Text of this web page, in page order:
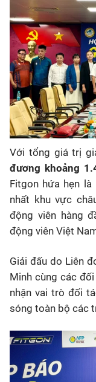
Thể thao Điện tử
Các môn khác
VIDEO
Bên lề
Với tổng giá trị
đương khoảng
Fitgon hứa hẹn
nhất khu vực
động viên hàng
động viên Việt
Giải đấu do Liên
Minh cùng các
nhận vai trò đối
sóng toàn bộ các